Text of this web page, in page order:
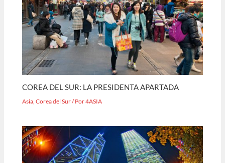
COREA DEL SUR: LA PRESIDENTA APARTADA
Asia ,Corea del Sur/ Por4ASIA